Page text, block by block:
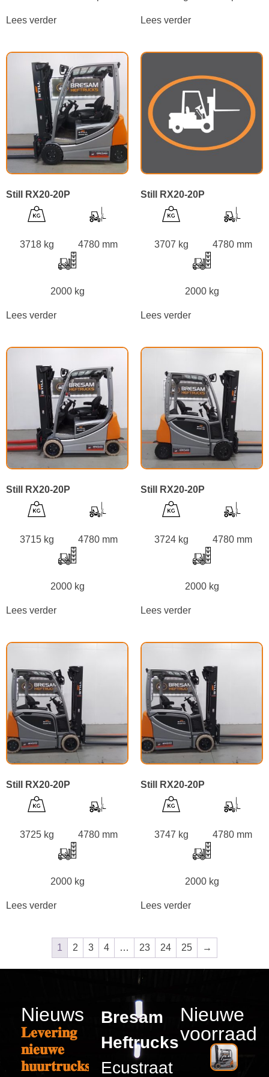
Lees verder Lees verder
Still RX20-20P
3718 kg 4780 mm
2000 kg
Lees verder
Still RX20-20P
3707 kg 4780 mm
2000 kg
Lees verder
Still RX20-20P
3715 kg 4780 mm
2000 kg
Lees verder
Still RX20-20P
3724 kg 4780 mm
2000 kg
Lees verder
Still RX20-20P
3725 kg 4780 mm
2000 kg
Lees verder
Still RX20-20P
3747 kg 4780 mm
2000 kg
Lees verder
1 2 3 4 … 23 24 25 →
Nieuws
𝐋𝐞𝐯𝐞𝐫𝐢𝐧𝐠
𝐧𝐢𝐞𝐮𝐰𝐞
𝐡𝐮𝐮𝐫𝐭𝐫𝐮𝐜𝐤𝐬
Bresam
Heftrucks
Ecustraat
Nieuwe
voorraad